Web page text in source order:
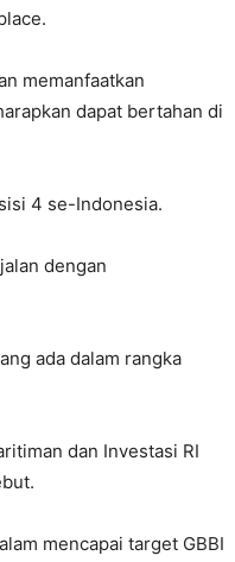
memanfaatkan
dapat bertahan di
4 se-Indonesia.
dengan
ada dalam rangka
dan Investasi RI
mencapai target GBBI